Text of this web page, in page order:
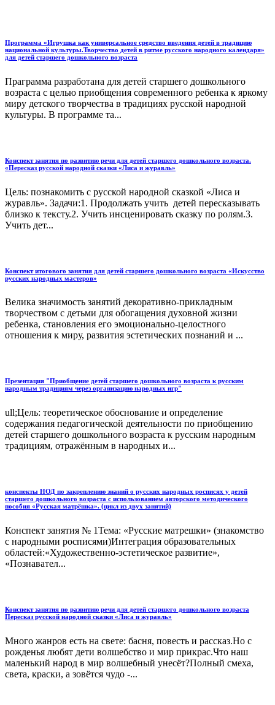
Программа «Игрушка как универсальное средство введения детей в традицию
национальной культуры.Творчество детей в ритме русского народного календаря»
для детей старшего дошкольного возраста
Праграмма разработана для детей старшего дошкольного
возраста с целью приобщения современного ребенка к яркому
миру детского творчества в традициях русской народной
культуры. В программе та...
Конспект занятия по развитию речи для детей старшего дошкольного возраста.
«Пересказ русской народной сказки «Лиса и журавль»
Цель: познакомить с русской народной сказкой «Лиса и
журавль». Задачи:1. Продолжать учить детей пересказывать
близко к тексту.2. Учить инсценировать сказку по ролям.3.
Учить дет...
Конспект итогового занятия для детей старшего дошкольного возраста «Искусство
русских народных мастеров»
Велика значимость занятий декоративно-прикладным
творчеством с детьми для обогащения духовной жизни
ребенка, становления его эмоционально-целостного
отношения к миру, развития эстетических познаний и ...
Презентация "Приобщение детей старшего дошкольного возраста к русским
народным традициям через организацию народных игр"
ull;Цель: теоретическое обоснование и определение
содержания педагогической деятельности по приобщению
детей старшего дошкольного возраста к русским народным
традициям, отражённым в народных и...
конспекты НОД по закреплению знаний о русских народных росписях у детей
старшего дошкольного возраста с использованием авторского методического
пособия «Русская матрёшка». (цикл из двух занятий)
Конспект занятия № 1Тема: «Русские матрешки» (знакомство
с народными росписями)Интеграция образовательных
областей:«Художественно-эстетическое развитие»,
«Познавател...
Конспект занятия по развитию речи для детей старшего дошкольного возраста
Пересказ русской народной сказки «Лиса и журавль»
Много жанров есть на свете: басня, повесть и рассказ.Но с
рожденья любят дети волшебство и мир прикрас.Что наш
маленький народ в мир волшебный унесёт?Полный смеха,
света, краски, а зовётся чудо -...